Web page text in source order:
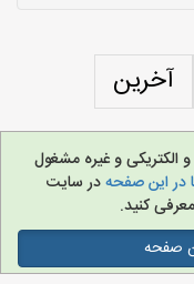
آخرین
الکتریکی و غیره مشغول
در این صفحهدر سایت
کنید.
صفحه